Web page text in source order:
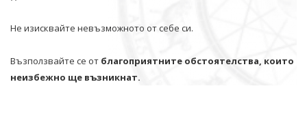
Не изисквайте невъзможното от себе си.
Възползвайте се от благоприятните обстоятелства, които
неизбежно ще възникнат.